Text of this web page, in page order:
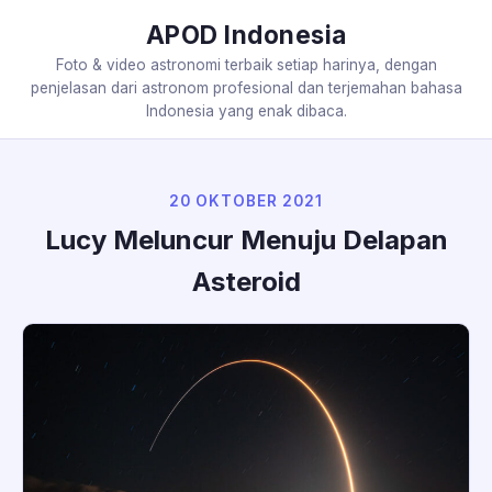
APOD Indonesia
Foto & video astronomi terbaik setiap harinya, dengan
penjelasan dari astronom profesional dan terjemahan bahasa
Indonesia yang enak dibaca.
20 OKTOBER 2021
Lucy Meluncur Menuju Delapan
Asteroid